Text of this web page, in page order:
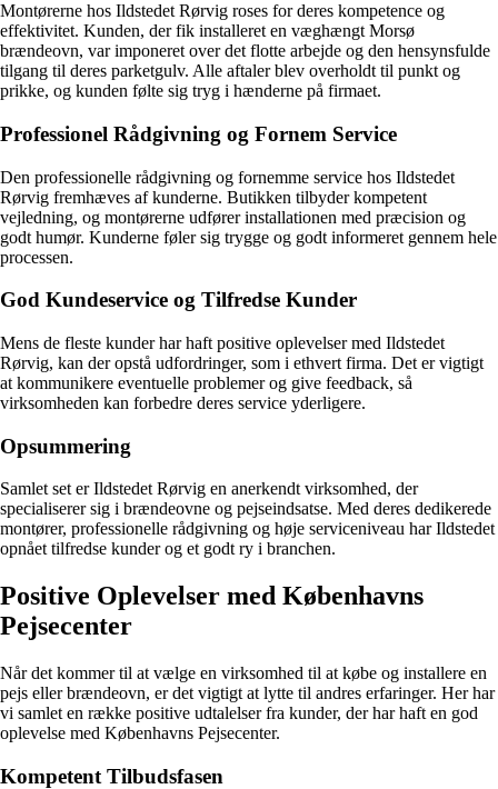
Montørerne hos Ildstedet Rørvig roses for deres kompetence og
effektivitet. Kunden, der fik installeret en væghængt Morsø
brændeovn, var imponeret over det flotte arbejde og den hensynsfulde
tilgang til deres parketgulv. Alle aftaler blev overholdt til punkt og
prikke, og kunden følte sig tryg i hænderne på firmaet.
Professionel Rådgivning og Fornem Service
Den professionelle rådgivning og fornemme service hos Ildstedet
Rørvig fremhæves af kunderne. Butikken tilbyder kompetent
vejledning, og montørerne udfører installationen med præcision og
godt humør. Kunderne føler sig trygge og godt informeret gennem hele
processen.
God Kundeservice og Tilfredse Kunder
Mens de fleste kunder har haft positive oplevelser med Ildstedet
Rørvig, kan der opstå udfordringer, som i ethvert firma. Det er vigtigt
at kommunikere eventuelle problemer og give feedback, så
virksomheden kan forbedre deres service yderligere.
Opsummering
Samlet set er Ildstedet Rørvig en anerkendt virksomhed, der
specialiserer sig i brændeovne og pejseindsatse. Med deres dedikerede
montører, professionelle rådgivning og høje serviceniveau har Ildstedet
opnået tilfredse kunder og et godt ry i branchen.
Positive Oplevelser med Københavns
Pejsecenter
Når det kommer til at vælge en virksomhed til at købe og installere en
pejs eller brændeovn, er det vigtigt at lytte til andres erfaringer. Her har
vi samlet en række positive udtalelser fra kunder, der har haft en god
oplevelse med Københavns Pejsecenter.
Kompetent Tilbudsfasen